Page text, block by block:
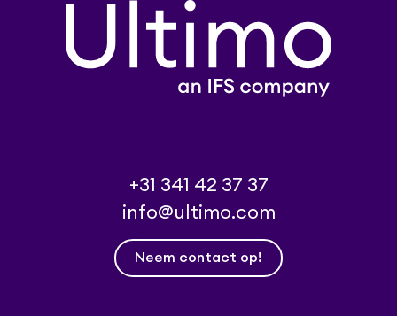
+31 341 42 37 37
info@ultimo.com
Neem contact op!